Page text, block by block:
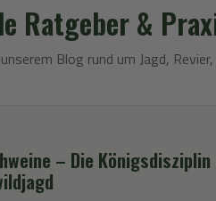
Ratgeber &
Blog rund um Jagd,
– Die Königsdisziplin